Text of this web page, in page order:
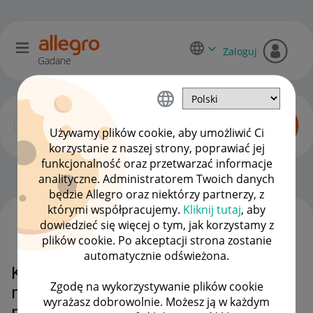
Używamy plików cookie, aby umożliwić Ci
korzystanie z naszej strony, poprawiać jej
funkcjonalność oraz przetwarzać informacje
analityczne. Administratorem Twoich danych
będzie Allegro oraz niektórzy partnerzy, z
którymi współpracujemy. Kliknij tutaj, aby
dowiedzieć się więcej o tym, jak korzystamy z
plików cookie. Po akceptacji strona zostanie
automatycznie odświeżona.
Zgodę na wykorzystywanie plików cookie
wyrażasz dobrowolnie. Możesz ją w każdym
Gadane
Zaloguj
Początkujący sprzedawcy OPCJE
Kiedy może być problem za
naliczanie prowizji od polecenia
WSZYSTKIE TEMATY